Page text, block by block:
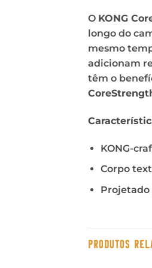
O KONG
longo do
mesmo
adicionam
têm o
KONG-
Corpo
Projetado
PRODUTOS